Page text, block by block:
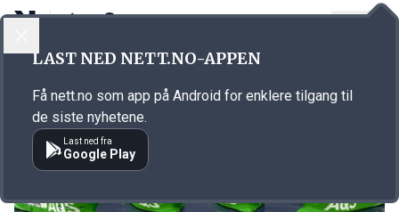
Emne: Acel
LAST NED NETT.NO-APPEN
Få nett.no som app på Android for enklere tilgang til
de siste nyhetene.
Last ned fra
Google Play